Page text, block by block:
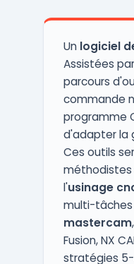
une seule appl ...
Un logiciel
Assistées
parcours
commande
programme
d'adapter la
Ces outils
méthodistes
l'usinage
multi-tâches
mastercam
Fusion, NX
stratégies